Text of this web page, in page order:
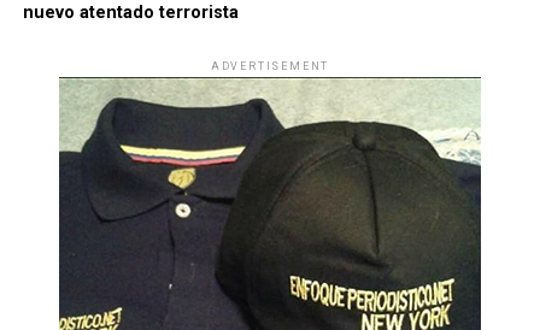
nuevo atentado terrorista
ADVERTISEMENT